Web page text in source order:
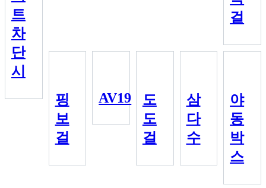
트
차
단
시
걸
핑
보
걸
AV19
도
도
걸
삼
다
수
야
동
박
스